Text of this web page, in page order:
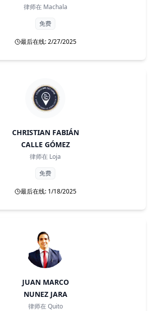
律师在 Machala
免费
最后在线: 2/27/2025
CHRISTIAN FABIÁN
CALLE GÓMEZ
律师在 Loja
免费
最后在线: 1/18/2025
JUAN MARCO
NUNEZ JARA
律师在 Quito